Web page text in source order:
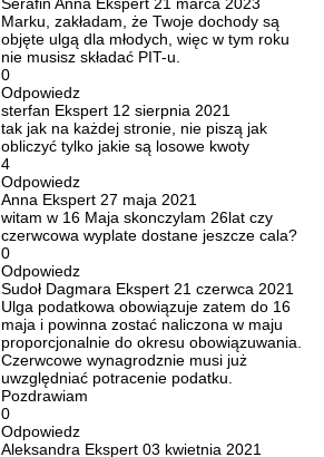
Marku, zakładam, że Twoje dochody są
objęte ulgą dla młodych, więc w tym roku
nie musisz składać PIT-u.
0
Odpowiedz
sterfan Ekspert 12 sierpnia 2021
tak jak na każdej stronie, nie piszą jak
obliczyć tylko jakie są losowe kwoty
4
Odpowiedz
Anna Ekspert 27 maja 2021
witam w 16 Maja skonczylam 26lat czy
czerwcowa wyplate dostane jeszcze cala?
0
Odpowiedz
Sudoł Dagmara Ekspert 21 czerwca 2021
Ulga podatkowa obowiązuje zatem do 16
maja i powinna zostać naliczona w maju
proporcjonalnie do okresu obowiązuwania.
Czerwcowe wynagrodznie musi już
uwzględniać potracenie podatku.
Pozdrawiam
0
Odpowiedz
Aleksandra Ekspert 03 kwietnia 2021